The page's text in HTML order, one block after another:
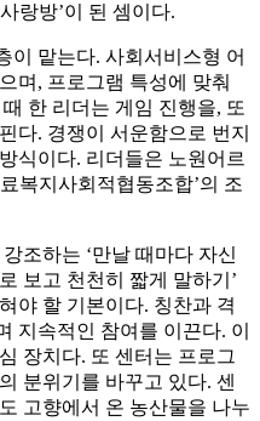
랑방’이 된 셈이다.
이 맡는다. 사회서비스형 어
며, 프로그램 특성에 맞춰
한 리더는 게임 진행을, 또
다. 경쟁이 서운함으로 번지
식이다. 리더들은 노원어르
복지사회적협동조합’의 조
조하는 ‘만날 때마다 자신
보고 천천히 짧게 말하기’
야 할 기본이다. 칭찬과 격
지속적인 참여를 이끈다. 이
장치다. 또 센터는 프로그
분위기를 바꾸고 있다. 센
고향에서 온 농산물을 나누